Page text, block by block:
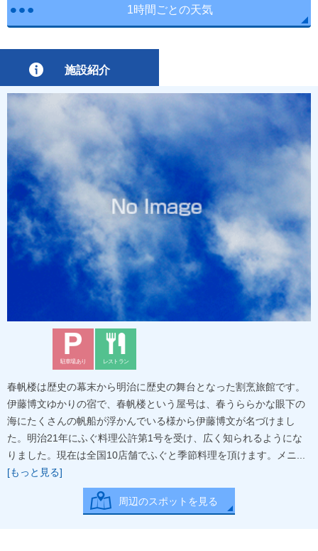
1時間ごとの天気
施設紹介
駐車場あり レストラン
春帆楼は歴史の幕末から明治に歴史の舞台となった割烹旅館です。
伊藤博文ゆかりの宿で、春帆楼という屋号は、春うららかな眼下の
海にたくさんの帆船が浮かんでいる様から伊藤博文が名づけまし
た。明治21年にふぐ料理公許第1号を受け、広く知られるようにな
りました。現在は全国10店舗でふぐと季節料理を頂けます。メニ...
[もっと見る]
周辺のスポットを見る